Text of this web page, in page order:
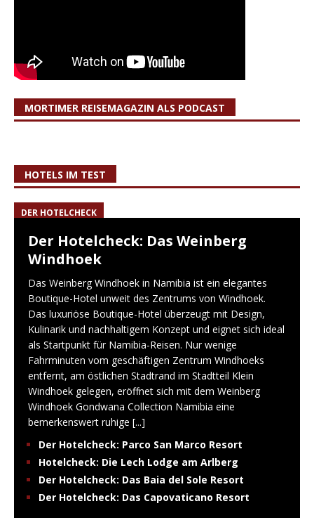
MORTIMER REISEMAGAZIN ALS PODCAST
HOTELS IM TEST
DER HOTELCHECK
Der Hotelcheck: Das Weinberg
Windhoek
Das Weinberg Windhoek in Namibia ist ein elegantes
Boutique-Hotel unweit des Zentrums von Windhoek.
Das luxuriöse Boutique-Hotel überzeugt mit Design,
Kulinarik und nachhaltigem Konzept und eignet sich ideal
als Startpunkt für Namibia-Reisen. Nur wenige
Fahrminuten vom geschäftigen Zentrum Windhoeks
entfernt, am östlichen Stadtrand im Stadtteil Klein
Windhoek gelegen, eröffnet sich mit dem Weinberg
Windhoek Gondwana Collection Namibia eine
bemerkenswert ruhige [...]
Der Hotelcheck: Parco San Marco Resort
Hotelcheck: Die Lech Lodge am Arlberg
Der Hotelcheck: Das Baia del Sole Resort
Der Hotelcheck: Das Capovaticano Resort